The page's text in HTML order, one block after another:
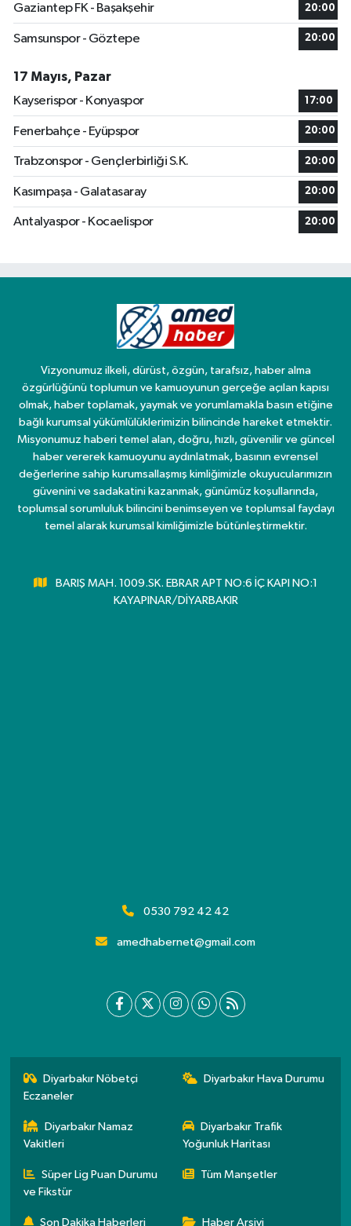
Gaziantep FK - Başakşehir 20:00
Samsunspor - Göztepe 20:00
17 Mayıs, Pazar
Kayserispor - Konyaspor
17:00
Fenerbahçe - Eyüpspor 20:00
Trabzonspor - Gençlerbirliği S.K. 20:00
Kasımpaşa - Galatasaray 20:00
Antalyaspor - Kocaelispor 20:00
Vizyonumuz ilkeli, dürüst, özgün, tarafsız, haber alma
özgürlüğünü toplumun ve kamuoyunun gerçeğe açılan kapısı
olmak, haber toplamak, yaymak ve yorumlamakla basın etiğine
bağlı kurumsal yükümlülüklerimizin bilincinde hareket etmektir.
Misyonumuz haberi temel alan, doğru, hızlı, güvenilir ve güncel
haber vererek kamuoyunu aydınlatmak, basının evrensel
değerlerine sahip kurumsallaşmış kimliğimizle okuyucularımızın
güvenini ve sadakatini kazanmak, günümüz koşullarında,
toplumsal sorumluluk bilincini benimseyen ve toplumsal faydayı
temel alarak kurumsal kimliğimizle bütünleştirmektir.
BARIŞ MAH. 1009.SK. EBRAR APT NO:6 İÇ KAPI NO:1
KAYAPINAR/DİYARBAKIR
0530 792 42 42
amedhabernet@gmail.com
Diyarbakır Nöbetçi
Eczaneler
Diyarbakır Hava Durumu
Diyarbakır Namaz
Vakitleri
Diyarbakır Trafik
Yoğunluk Haritası
Süper Lig Puan Durumu
ve Fikstür
Tüm Manşetler
Son Dakika Haberleri Haber Arşivi